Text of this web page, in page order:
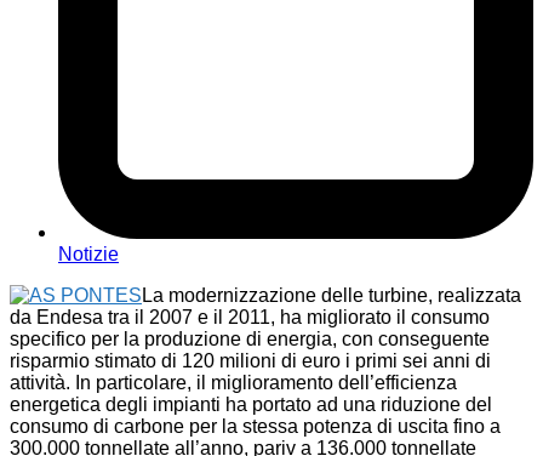
Notizie
La modernizzazione delle turbine, realizzata
da Endesa tra il 2007 e il 2011, ha migliorato il consumo
specifico per la produzione di energia, con conseguente
risparmio stimato di 120 milioni di euro i primi sei anni di
attività. In particolare, il miglioramento dell’efficienza
energetica degli impianti ha portato ad una riduzione del
consumo di carbone per la stessa potenza di uscita fino a
300.000 tonnellate all’anno, pariv a 136.000 tonnellate